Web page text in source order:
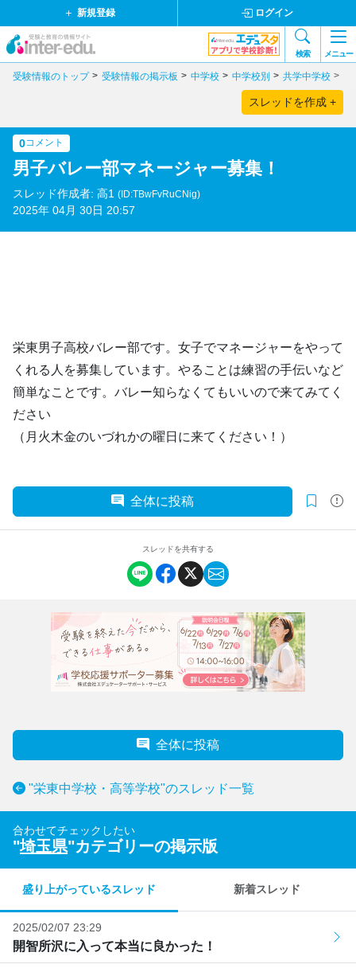
新規登録 ログイン
検索 メニュー
受験情報のトップ 受験情報の掲示板 中学校 中学校別 共学中学校
スレッドを作成 +
0コメント
男子バレー部マネージャー募集！
スレッド作成者: 高1 (ID:TBwFvRuCNig)
2025年 04月 30日 20:57
栄東男子高校バレー部です。女子でマネージャーをやって
くれる人を募集しています。やることは練習の手伝いなど
簡単なことです。バレー知らなくてもいいので来てみてく
ださい
（月火木金のいづれかの曜日に来てください！）
全体に投稿
スレッドを共有する
全体に投稿
"栄東中学校・高等学校"のスレッド一覧
合わせてチェックしたい
"埼玉県"カテゴリーの掲示版
盛り上がっているスレッド 新着スレッド
2025/02/07 23:29
開智所沢に入って本当に良かった！